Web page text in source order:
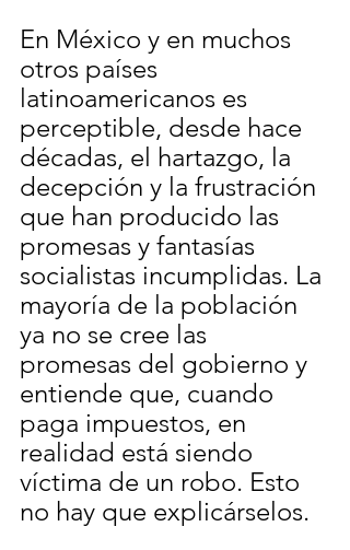
En México y en muchos
otros países
latinoamericanos es
perceptible, desde hace
décadas, el hartazgo, la
decepción y la frustración
que han producido las
promesas y fantasías
socialistas incumplidas. La
mayoría de la población
ya no se cree las
promesas del gobierno y
entiende que, cuando
paga impuestos, en
realidad está siendo
víctima de un robo. Esto
no hay que explicárselos.